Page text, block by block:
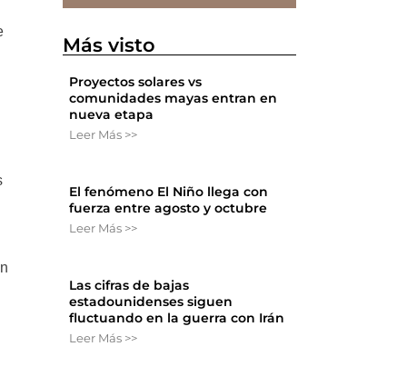
Más visto
Proyectos solares vs
comunidades mayas entran en
nueva etapa
Leer Más >>
El fenómeno El Niño llega con
fuerza entre agosto y octubre
Leer Más >>
Las cifras de bajas
estadounidenses siguen
fluctuando en la guerra con Irán
Leer Más >>